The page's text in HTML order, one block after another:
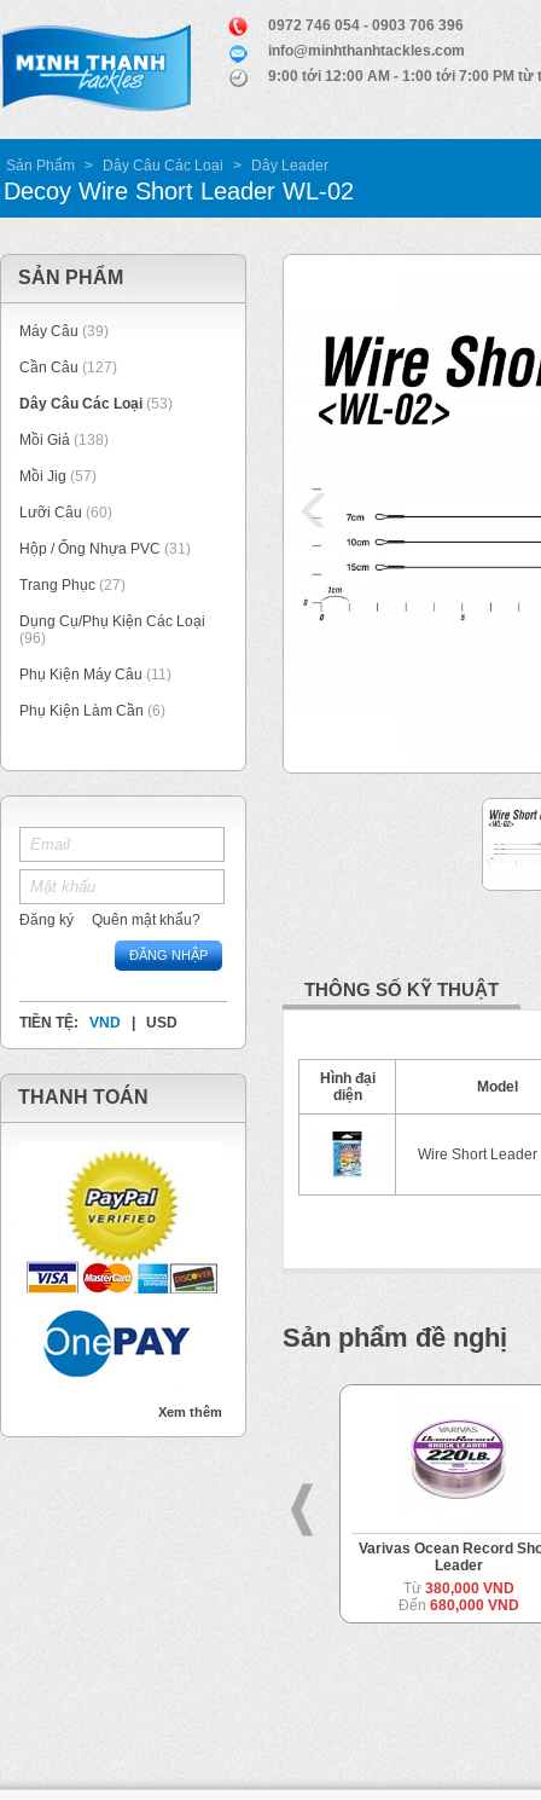
0972 746 054 - 0903 706 396
info@minhthanhtackles.com
9:00 tới 12:00 AM - 1:00 tới 7:00 PM từ
Sản Phẩm > Dây Câu Các Loại > Dây Leader
Decoy Wire Short Leader WL-02
SẢN PHẨM
Máy Câu (39)
Cần Câu (127)
Dây Câu Các Loại (53)
Mồi Giả (138)
Mồi Jig (57)
Lưỡi Câu (60)
Hộp / Ống Nhựa PVC (31)
Trang Phục (27)
Dụng Cụ/Phụ Kiện Các Loại
(96)
Phụ Kiện Máy Câu (11)
Phụ Kiện Làm Cần (6)
Đăng ký Quên mật khẩu?
ĐĂNG NHẬP
TIỀN TỆ: VND USD
THANH TOÁN
Xem thêm
THÔNG SỐ KỸ THUẬT
Hình đại
diện
Model
Wire Short Leader
Sản phẩm đề nghị
Varivas Ocean Record
Leader
Từ 380,000 VND
Đến 680,000 VND